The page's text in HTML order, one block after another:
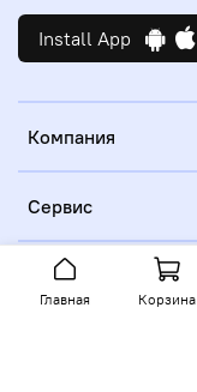
Компания
Сервис
Install App
Главная Корзина